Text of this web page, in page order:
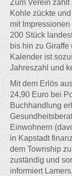
Zum Verein
Kohle zückte
mit
200 Stück
bis hin zu
Kalender ist
Jahreszahl und
Mit dem Erlös
24,90 Euro bei
Buchhandlung
Einwohnern
in Kapstadt
dem Township
zuständig und
informiert Lamers.